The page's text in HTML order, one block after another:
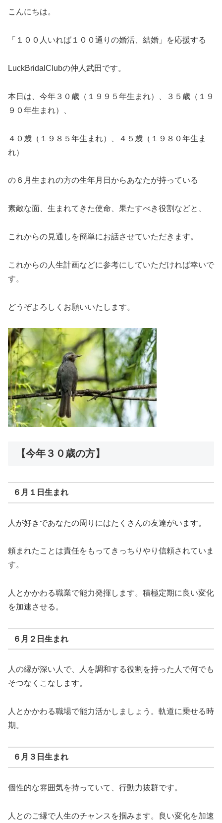
こんにちは。
「１００人いれば１００通りの婚活、結婚」を応援する
LuckBridalClubの仲人武田です。
本日は、今年３０歳（１９９５年生まれ）、３５歳（１９
９０年生まれ）、
４０歳（１９８５年生まれ）、４５歳（１９８０年生ま
れ）
の６月生まれの方の生年月日からあなたが持っている
素敵な面、生まれてきた使命、果たすべき役割などと、
これからの見通しを簡単にお話させていただきます。
これからの人生計画などに参考にしていただければ幸いで
す。
どうぞよろしくお願いいたします。
【今年３０歳の方】
６月１日生まれ
人が好きであなたの周りにはたくさんの友達がいます。
頼まれたことは責任をもってきっちりやり信頼されていま
す。
人とかかわる職業で能力発揮します。積極定期に良い変化
を加速させる。
６月２日生まれ
人の縁が深い人で、人を調和する役割を持った人で何でも
そつなくこなします。
人とかかわる職場で能力活かしましょう。軌道に乗せる時
期。
６月３日生まれ
個性的な雰囲気を持っていて、行動力抜群です。
人とのご縁で人生のチャンスを掴みます。良い変化を加速